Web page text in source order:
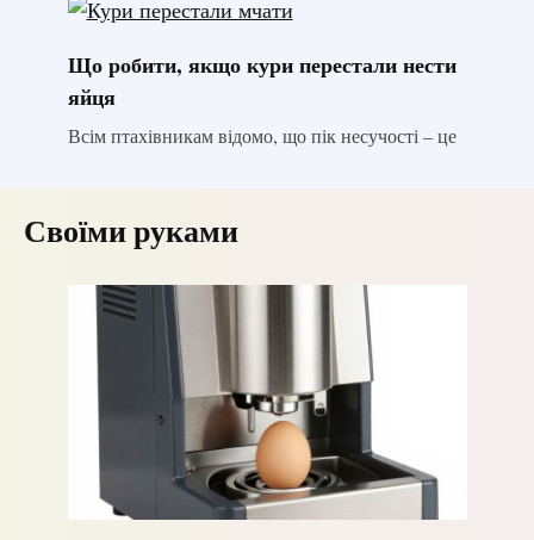
Що робити, якщо кури перестали нести
яйця
Всім птахівникам відомо, що пік несучості – це
Своїми руками